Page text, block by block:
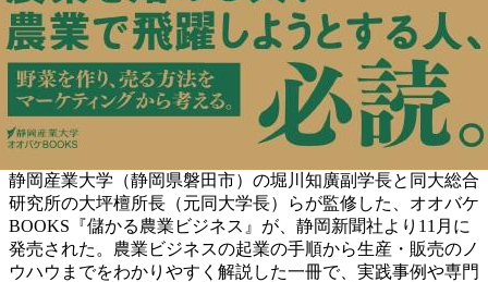
静岡産業大学（静岡県磐田市）の堀川知廣副学長と同大総合
研究所の大坪檀所長（元同大学長）らが監修した、オオバケ
BOOKS『儲かる農業ビジネス』が、静岡新聞社より11月に
発売された。農業ビジネスの起業の手順から生産・販売のノ
ウハウまでをわかりやすく解説した一冊で、実践事例や専門